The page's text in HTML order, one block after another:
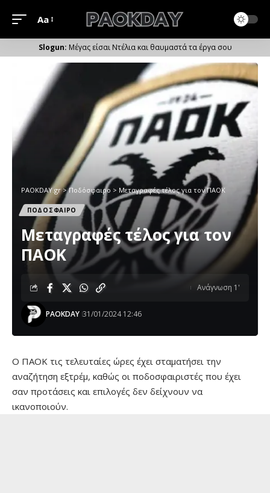
Μέγεθος
Γραμματοσειράς
Aa
Μέγας είσαι Ντέλια και θαυμαστά τα έργα σου
PAOKDAY.gr>Ποδόσφαιρο > Μεταγραφές τέλος για τον ΠΑΟΚ
ΠΟΔΟΣΦΑΙΡΟ
Μεταγραφές τέλος για τον
ΠΑΟΚ
PAOKDAY 31/01/2024 12:46
Ανάγνωση 1'
Ο ΠΑΟΚ τις τελευταίες ώρες έχει σταματήσει την
αναζήτηση εξτρέμ, καθώς οι ποδοσφαιριστές που έχει
σαν προτάσεις και επιλογές δεν δείχνουν να
ικανοποιούν.